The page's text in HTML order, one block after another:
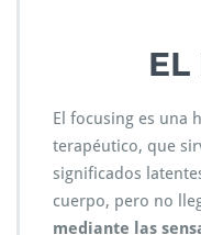
EL
El focusing es una
terapéutico, que
significados
cuerpo, pero no
mediante las